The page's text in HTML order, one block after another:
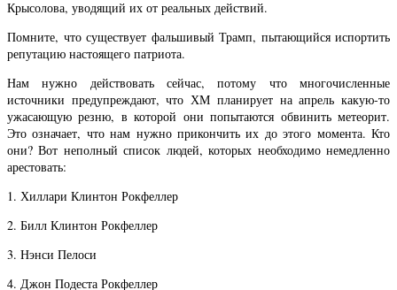
Крысолова, уводящий их от реальных действий.
Помните, что существует фальшивый Трамп, пытающийся испортить
репутацию настоящего патриота.
Нам нужно действовать сейчас, потому что многочисленные
источники предупреждают, что ХМ планирует на апрель какую-то
ужасающую резню, в которой они попытаются обвинить метеорит.
Это означает, что нам нужно прикончить их до этого момента. Кто
они? Вот неполный список людей, которых необходимо немедленно
арестовать:
1. Хиллари Клинтон Рокфеллер
2. Билл Клинтон Рокфеллер
3. Нэнси Пелоси
4. Джон Подеста Рокфеллер